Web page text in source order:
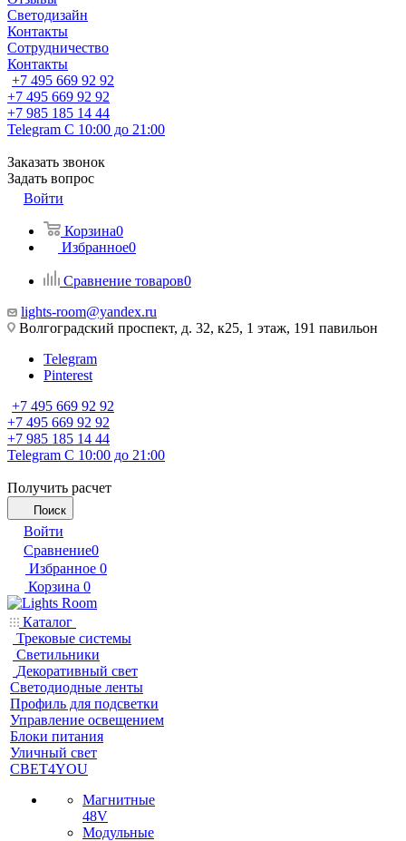
Светодизайн
Контакты
Сотрудничество
Контакты
+7 495 669 92 92
+7 495 669 92 92
+7 985 185 14 44
Telegram С 10:00 до 21:00
Заказать звонок
Задать вопрос
Войти
Корзина0
Избранное0
Сравнение товаров0
lights-room@yandex.ru
Волгоградский проспект, д. 32, к25, 1 этаж, 191 павильон
Telegram
Pinterest
+7 495 669 92 92
+7 495 669 92 92
+7 985 185 14 44
Telegram С 10:00 до 21:00
Получить расчет
Поиск
Войти
Сравнение0
Избранное 0
Корзина 0
Каталог
Трековые системы
Светильники
Декоративный свет
Светодиодные ленты
Профиль для подсветки
Управление освещением
Блоки питания
Уличный свет
СВЕТ4YOU
Магнитные
48V
Модульные